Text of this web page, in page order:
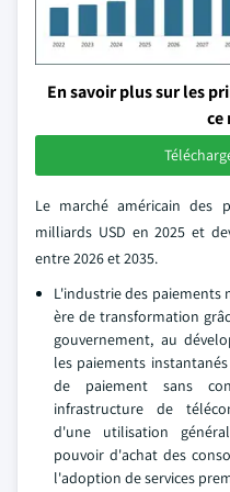
En savoir plus sur les
ce
Le marché américain des
milliards USD en 2025 et
entre 2026 et 2035.
L'industrie des paiements
ère de transformation
gouvernement, au
les paiements
de paiement sans
infrastructure de
d'une utilisation
pouvoir d'achat des
l'adoption de services